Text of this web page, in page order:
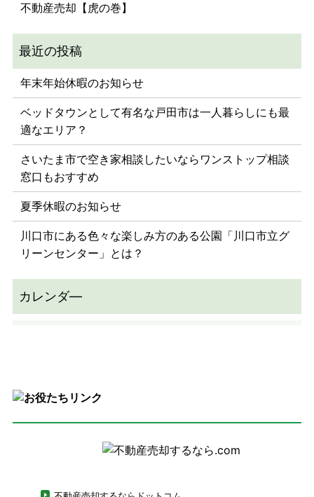
不動産売却【虎の巻】
年末年始休暇のお知らせ
ベッドタウンとして有名な戸田市は一人暮らしにも最
適なエリア？
さいたま市で空き家相談したいならワンストップ相談
窓口もおすすめ
夏季休暇のお知らせ
川口市にある色々な楽しみ方のある公園「川口市立グ
リーンセンター」とは？